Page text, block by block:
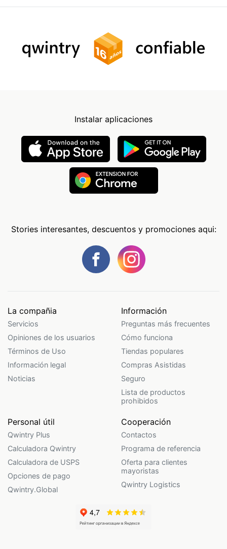
Instalar aplicaciones
Stories interesantes, descuentos y promociones aqui:
La compañia
Servicios
Opiniones de los usuarios
Términos de Uso
Información legal
Noticias
Información
Preguntas más frecuentes
Cómo funciona
Tiendas populares
Compras Asistidas
Seguro
Lista de productos
prohibidos
Personal útil
Qwintry Plus
Calculadora Qwintry
Calculadora de USPS
Opciones de pago
Qwintry.Global
Cooperación
Contactos
Programa de referencia
Oferta para clientes
mayoristas
Qwintry Logistics